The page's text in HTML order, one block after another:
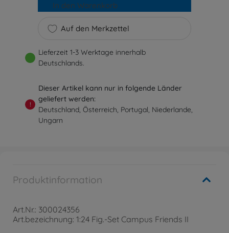
Auf den Merkzettel
In den Warenkorb
Lieferzeit 1-3 Werktage innerhalb
Deutschlands.
!
Dieser Artikel kann nur in folgende Länder
geliefert werden:
Deutschland, Österreich, Portugal, Niederlande,
Ungarn
Produktinformation
Art.Nr.: 300024356
Art.bezeichnung: 1:24 Fig.-Set Campus Friends II